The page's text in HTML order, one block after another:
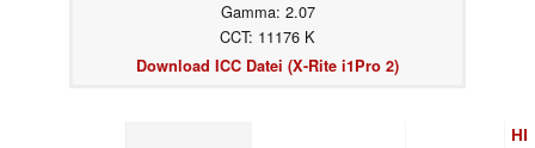
Gamma: 2.07
CCT: 11176 K
Download ICC Datei (X-Rite i1Pro 2)
HP